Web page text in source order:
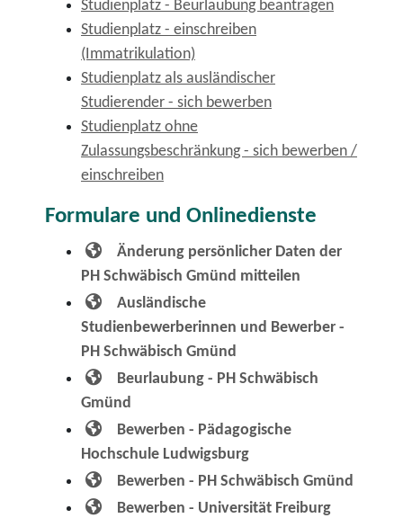
Studienplatz - Beurlaubung beantragen
Studienplatz - einschreiben
(Immatrikulation)
Studienplatz als ausländischer
Studierender - sich bewerben
Studienplatz ohne
Zulassungsbeschränkung - sich bewerben /
einschreiben
Formulare und Onlinedienste
Änderung persönlicher Daten der
PH Schwäbisch Gmünd mitteilen
Ausländische
Studienbewerberinnen und Bewerber -
PH Schwäbisch Gmünd
Beurlaubung - PH Schwäbisch
Gmünd
Bewerben - Pädagogische
Hochschule Ludwigsburg
Bewerben - PH Schwäbisch Gmünd
Bewerben - Universität Freiburg